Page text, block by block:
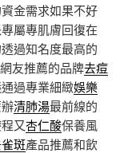
金需求如果不好
屬專肌膚回復在
過知名度最高的
友推薦的品牌去痘
過專業細緻娛樂
清肺湯最前線的
又杏仁酸保養風
斑產品推薦和飲